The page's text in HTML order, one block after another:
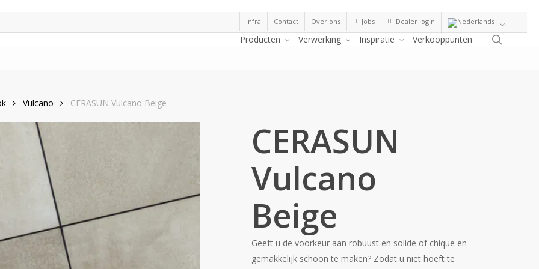
Infra Contact Over ons Jobs Dealer login
Producten Verwerking Inspiratie Verkooppunten
Vulcano CERASUN Vulcano Beige
CERASUN
Vulcano
Beige
Geeft u de voorkeur aan robuust en solide of chique en
gemakkelijk schoon te maken? Zodat u niet hoeft te